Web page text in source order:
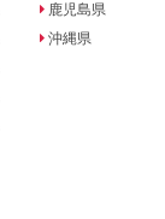
鹿児島県
沖縄県